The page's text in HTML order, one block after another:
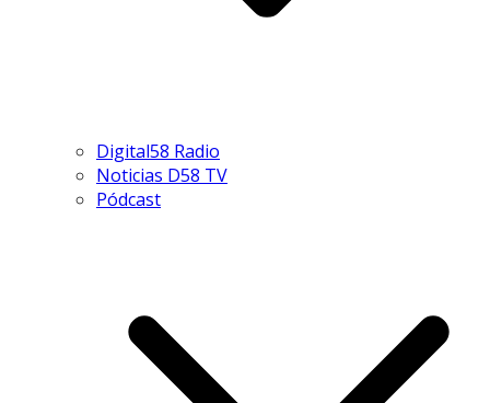
Digital58 Radio
Noticias D58 TV
Pódcast